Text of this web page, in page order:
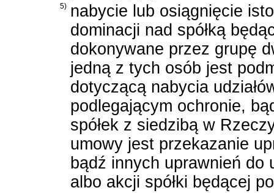
5) nabycie lub osiągnięcie
dominacji nad spółką
dokonywane przez grupę
jedną z tych osób jest
dotyczącą nabycia
podlegającym ochronie,
spółek z siedzibą w
umowy jest przekazanie
bądź innych uprawnień do
albo akcji spółki będącej